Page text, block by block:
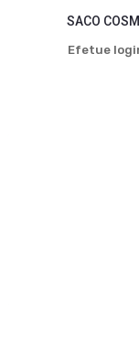
SACO
Efetue